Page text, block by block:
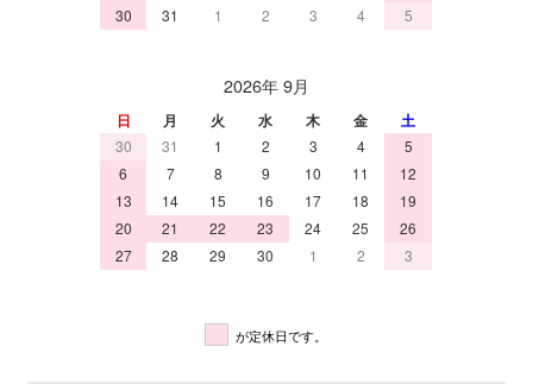
30
31 1 2 3 4 5
2026年 9月
日 月 火 水 木 金 土
30 31 1 2 3 4
5
6
7 8 9 10 11
12
13
14 15 16 17 18
19
20
21 22 23 24 25
26
27
28 29 30 1 2 3
が定休日です。